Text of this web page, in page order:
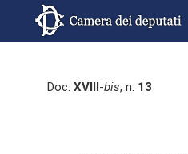
Doc.XVIII-bis, n. 13